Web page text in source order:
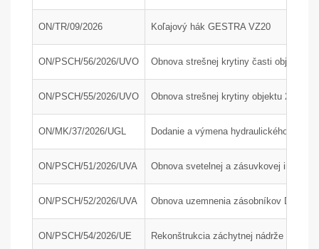
ON/TR/09/2026 Koľajový hák GESTRA VZ20
ON/PSCH/56/2026/UVO Obnova strešnej krytiny časti objektu
ON/PSCH/55/2026/UVO Obnova strešnej krytiny objektu 24-34
ON/MK/37/2026/UGL Dodanie a výmena hydraulického
ON/PSCH/51/2026/UVA Obnova svetelnej a zásuvkovej
ON/PSCH/52/2026/UVA Obnova uzemnenia zásobníkov DAM a
ON/PSCH/54/2026/UE Rekonštrukcia záchytnej nádrže J210